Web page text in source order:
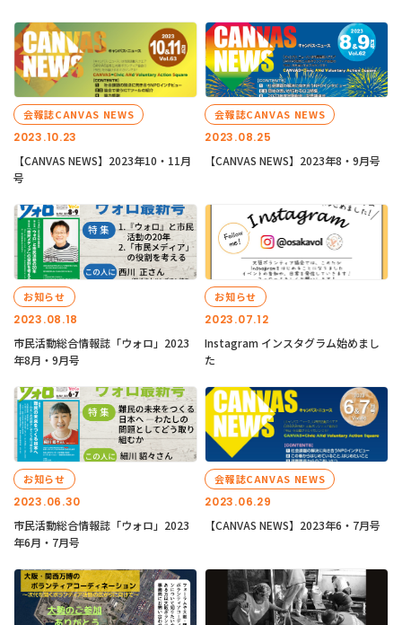
2023.10.23
会報誌CANVAS NEWS
【CANVAS NEWS】2023年10・11月
号
2023.08.25
会報誌CANVAS NEWS
【CANVAS NEWS】2023年8・9月号
2023.08.18
お知らせ
市民活動総合情報誌「ウォロ」2023
年8月・9月号
2023.07.12
お知らせ
Instagram インスタグラム始めまし
た
2023.06.30
お知らせ
市民活動総合情報誌「ウォロ」2023
年6月・7月号
2023.06.29
会報誌CANVAS NEWS
【CANVAS NEWS】2023年6・7月号